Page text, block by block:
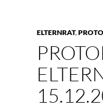
ELTERNRAT,